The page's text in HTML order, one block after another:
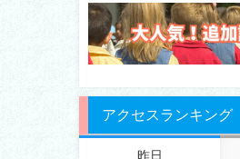
アクセスランキング
昨日